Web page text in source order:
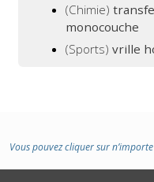
(Chimie)
monocouche
(Sports)vrille
Vous pouvez cliquer sur